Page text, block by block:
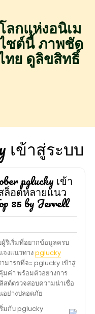
ลกแห่งอนิเม
ซต์นี้ ภาพชัด
ทย ดูลิขสิทธิ์
เข้าสู่ระบบ
pglucky เข้า
ล็อตหลายแนว
85 by Jerrell
เริ่มที่อยากข้อมูลครบ
งแนวทางpglucky
มารถที่จะ pglucky เข้าสู่
มค่า พร้อมตัวอย่างการ
ต์ตรวจสอบความน่าเชื่อ
อย่างปลอดภัย
มกับ pglucky